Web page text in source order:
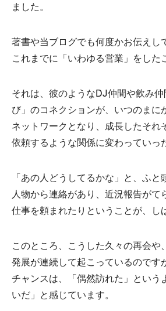
ました。
著書や当ブログでも何度かお伝えし
これまでに「いわゆる営業」をした
それは、彼のようなDJ仲間や飲み
び」のコネクションが、いつのまに
ネットワークとなり、成長したそれ
依頼するような関係に変わっていっ
「あの人どうしてるかな」と、ふと
人物から連絡があり、近況報告がて
仕事を頼まれたりということが、し
このところ、こうした久々の再会や
発展が連続して起こっているのです
チャンスは、「偶然訪れた」という
いだ」と感じています。